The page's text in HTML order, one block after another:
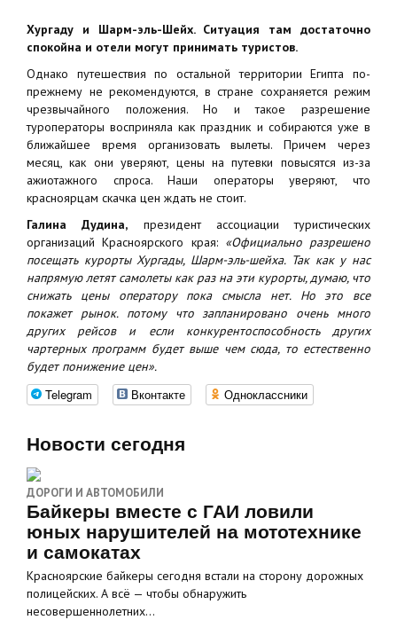
Хургаду и Шарм-эль-Шейх. Ситуация там достаточно
спокойна и отели могут принимать туристов.
Однако путешествия по остальной территории Египта по-
прежнему не рекомендуются, в стране сохраняется режим
чрезвычайного положения. Но и такое разрешение
туроператоры восприняла как праздник и собираются уже в
ближайшее время организовать вылеты. Причем через
месяц, как они уверяют, цены на путевки повысятся из-за
ажиотажного спроса. Наши операторы уверяют, что
красноярцам скачка цен ждать не стоит.
Галина Дудина, президент ассоциации туристических
организаций Красноярского края: «Официально разрешено
посещать курорты Хургады, Шарм-эль-шейха. Так как у нас
напрямую летят самолеты как раз на эти курорты, думаю, что
снижать цены оператору пока смысла нет. Но это все
покажет рынок. потому что запланировано очень много
других рейсов и если конкурентоспособность других
чартерных программ будет выше чем сюда, то естественно
будет понижение цен».
Telegram Вконтакте Одноклассники
Новости сегодня
ДОРОГИ И АВТОМОБИЛИ
Байкеры вместе с ГАИ ловили
юных нарушителей на мототехнике
и самокатах
Красноярские байкеры сегодня встали на сторону дорожных
полицейских. А всё — чтобы обнаружить
несовершеннолетних…